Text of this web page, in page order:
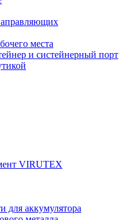
места
и систейнерный порт
VIRUTEX
для аккумулятора